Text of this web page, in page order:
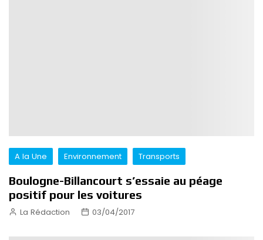
A la Une Environnement Transports
Boulogne-Billancourt s’essaie au péage
positif pour les voitures
La Rédaction 03/04/2017